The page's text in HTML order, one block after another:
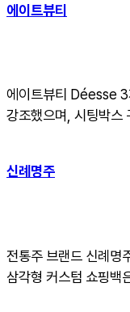
에이트뷰티
에이트뷰티 Déesse 3
강조했으며, 시팅박스
신례명주
전통주 브랜드 신례명
삼각형 커스텀 쇼핑백